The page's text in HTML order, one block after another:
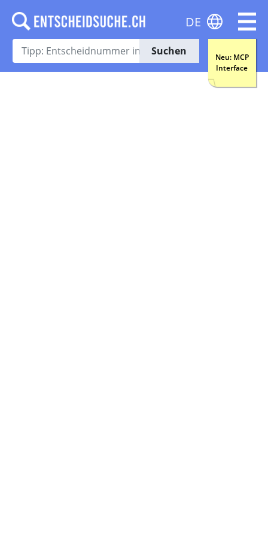
Suchen
Neu: MCP
Interface
DE